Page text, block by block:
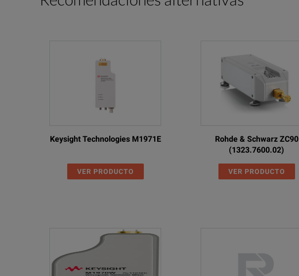
Keysight Technologies M1971E
VER PRODUCTO
Rohde & Schwarz ZC90
(1323.7600.02)
VER PRODUCTO